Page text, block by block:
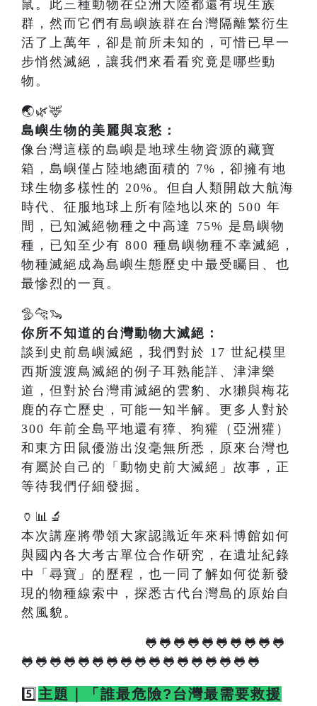
鼠。此三種動物在亞洲大陸都還有現生族
群，然而它們有島嶼族群在台灣隔離繁衍生
活了上萬年，卻是前所未知的，可惜已早一
步悄然滅絕，讓我們來看看究竟是哪些動
物。
🌏🌿🦌
島嶼生物的美麗與哀愁：
像台灣這樣的島嶼是地球生物資源的藏寶
箱，島嶼僅占陸地總面積的 7%，卻擁有地
球生物多樣性的 20%。但自人類開啟大航海
時代、征服地球上所有陸地以來的 500 年
間，已知滅絕物種之中高達 75% 是島嶼物
種，已知至少有 800 種島嶼物種不幸滅絕，
物種滅絕成為島嶼生態歷史中最受矚目、也
最慘烈的一頁。
🦤🐆🦦
你所不知道的台灣動物大滅絕：
談到史前島嶼滅絕，我們對於 17 世紀模里
西斯渡渡鳥滅絕的例子耳熟能詳、津津樂
道，但對於台灣甫滅絕的雲豹、水獺與梅花
鹿的存亡歷史，可能一知半解。更多人對於
300 年前全島平地還有獐、狗獾（亞洲獾）
和東方田鼠優游出沒毫無所悉，原來台灣也
有屬於自己的「動物史前大滅絕」故事，正
等待我們仔細發掘。
🏺📊🔬
本次講座將帶領大家認識近年來科博館如何
與國內各大考古單位合作研究，在遺址紀錄
中「尋寶」的歷程，也一同了解如何從新發
現的物種線索中，探悉古代台灣島的原始自
然風貌。
🐸🐸🐸🐸🐸🐸🐸🐸🐸🐸
🐸🐸🐸🐸🐸🐸🐸🐸🐸🐸🐸🐸🐸🐸🐸🐸🐸
5️⃣ 主題｜「誰最危險?台灣最需要救援